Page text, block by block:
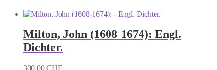
Milton, John (1608-1674): Engl.
Dichter.
300,00 CHF